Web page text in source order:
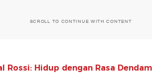
SCROLL TO CONTINUE WITH CONTENT
Rossi: Hidup dengan Rasa